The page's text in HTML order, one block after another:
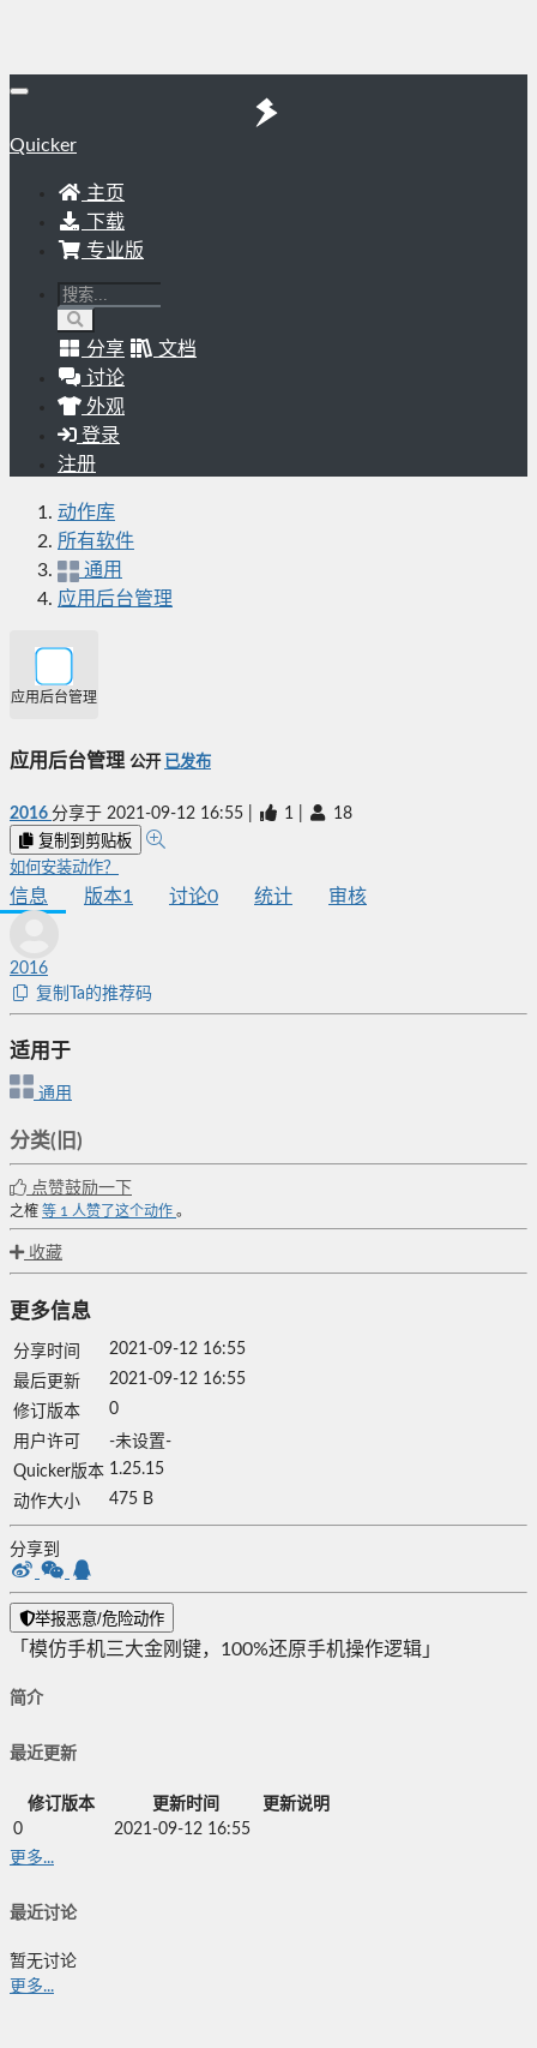
Quicker
主页
下载
专业版
分享
文档
讨论
外观
登录
注册
动作库
所有软件
通用
应用后台管理
应用后台管理
应用后台管理 公开 已发布
2016 分享于 2021-09-12 16:55 1 18
复制到剪贴板
如何安装动作？
信息 版本1 讨论0 统计 审核
2016
复制Ta的推荐码
适用于
通用
分类(旧)
点赞鼓励一下
之榷 等 1 人赞了这个动作 。
收藏
更多信息
分享时间
2021-09-12 16:55
最后更新
2021-09-12 16:55
修订版本
0
用户许可
-未设置-
Quicker版本 1.25.15
动作大小
475 B
分享到
举报恶意/危险动作
「模仿手机三大金刚键，100%还原手机操作逻辑」
简介
最近更新
修订版本 更新时间
更新说明
0
2021-09-12 16:55
更多...
最近讨论
暂无讨论
更多...